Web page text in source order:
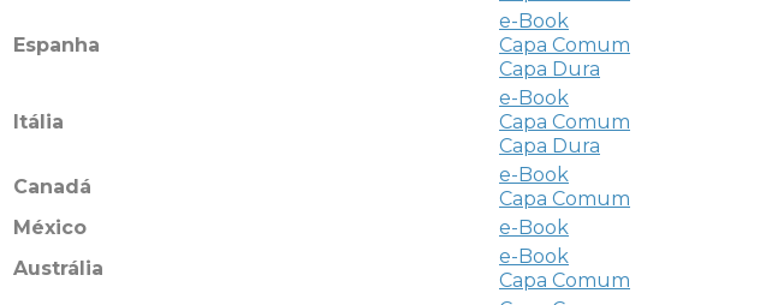
Espanha
e-Book
Capa Comum
Capa Dura
Itália
e-Book
Capa Comum
Capa Dura
Canadá
e-Book
Capa Comum
México
e-Book
Austrália
e-Book
Capa Comum